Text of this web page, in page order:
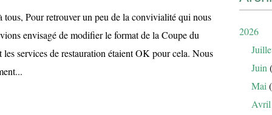
tous, Pour retrouver un peu de la convivialité qui nous
envisagé de modifier le format de la Coupe du
services de restauration étaient OK pour cela. Nous
2026
Juin
Mai
Avril